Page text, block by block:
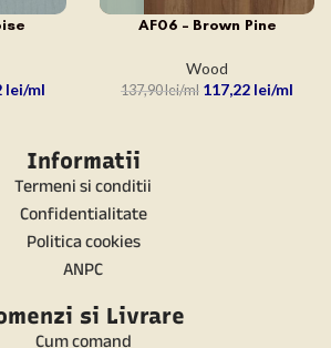
lei
AF06 – Brown Pine
Wood
137,90lei 117,22 lei
Informatii
Termeni si conditii
Confidentialitate
Politica cookies
ANPC
si Livrare
Cum comand